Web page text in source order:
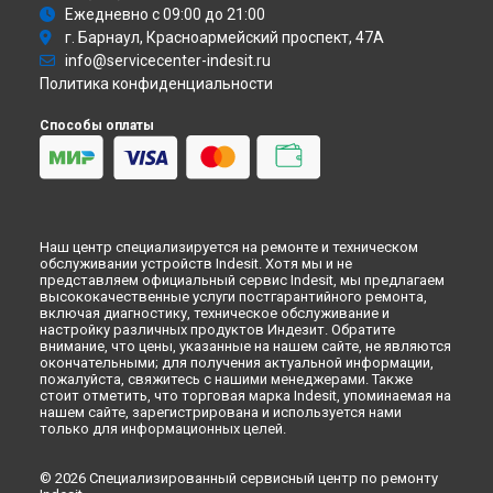
Ремонт холодильника NUS 16.1 A NF H Indesit в
Новокузнецке
Ремонт холодильника NUS 16.1 A NF H Indesit в
Ремонт холодильника NUS 16.1 A NF H Indesit в
Набережных Челнах
Ремонт холодильника NUS 16.1 A NF H Indesit в
Ежедневно с 09:00 до 21:00
г. Барнаул, Красноармейский проспект, 47А
info@servicecenter-indesit.ru
Политика конфиденциальности
Способы оплаты
Наш центр специализируется на ремонте и техническом
обслуживании устройств Indesit. Хотя мы и не
представляем официальный сервис Indesit, мы предлагаем
высококачественные услуги постгарантийного ремонта,
включая диагностику, техническое обслуживание и
настройку различных продуктов Индезит. Обратите
внимание, что цены, указанные на нашем сайте, не являются
окончательными; для получения актуальной информации,
пожалуйста, свяжитесь с нашими менеджерами. Также
стоит отметить, что торговая марка Indesit, упоминаемая на
нашем сайте, зарегистрирована и используется нами
только для информационных целей.
© 2026 Специализированный сервисный центр по ремонту